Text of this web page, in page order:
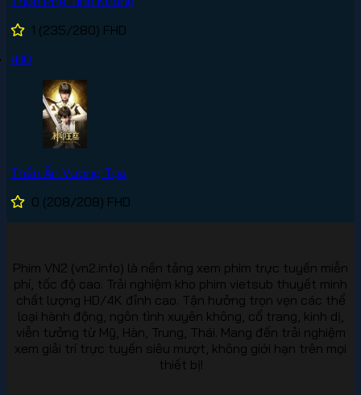
1 (235/280) FHD
#10
Thần Ấn Vương Tọa
0 (208/208) FHD
Phim VN2 (vn2.info) là nền tảng xem phim trực tuyến miễn
phí, tốc độ cao. Trải nghiệm kho phim vietsub thuyết minh
chất lượng HD/4K đỉnh cao. Tận hưởng trọn vẹn các thể
loại hành động, ngôn tình xuyên không, cổ trang, kinh dị,
viễn tưởng từ Mỹ, Hàn, Trung, Thái. Mang đến trải nghiệm
xem giải trí trực tuyến siêu mượt, không giới hạn trên mọi
thiết bị!